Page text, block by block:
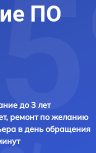
ПО
до 3 лет
ремонт по желанию
в день обращения